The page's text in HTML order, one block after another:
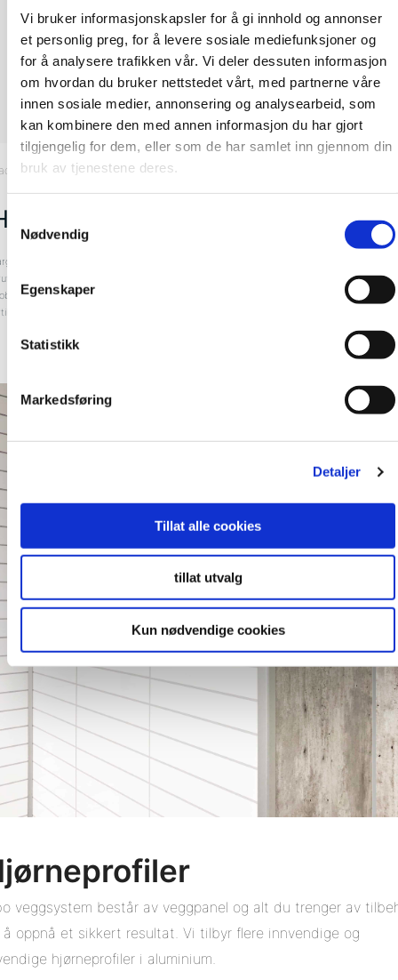
Vi bruker informasjonskapsler for å gi innhold og annonser
et personlig preg, for å levere sosiale mediefunksjoner og
for å analysere trafikken vår. Vi deler dessuten informasjon
om hvordan du bruker nettstedet vårt, med partnerne våre
innen sosiale medier, annonsering og analysearbeid, som
kan kombinere den med annen informasjon du har gjort
tilgjengelig for dem, eller som de har samlet inn gjennom din
bruk av tjenestene deres.
Samtykkevalg
Nødvendig
Egenskaper
Statistikk
Markedsføring
Detaljer
Tillat alle cookies
tillat utvalg
Kun nødvendige cookies
, Hjørneprofil Innvendig
innvendig to-delt
Aluminium
2400 mm
53641446
163924
veggsystem består av veggpanel og alt du trenger av
å oppnå et sikkert resultat. Vi tilbyr flere innvendige og
hjørneprofiler i aluminium.